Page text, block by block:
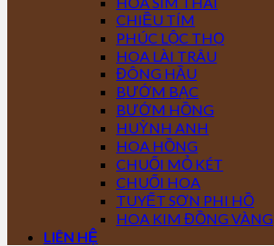
CHIỀU TÍM
PHÚC LỘC THỌ
HOA LÀI TRÂU
ĐÔNG HẦU
BƯỚM BẠC
BƯỚM HỒNG
HUỲNH ANH
HOA HỒNG
CHUỐI MỎ KÉT
CHUỐI HOA
TUYẾT SƠN PHI HỒ
HOA KIM ĐỒNG VÀNG
LIÊN HỆ